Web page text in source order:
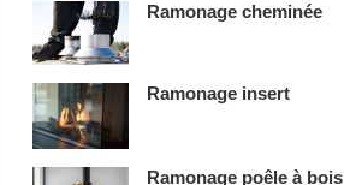
Ramonage cheminée
Ramonage insert
Ramonage poêle à bois